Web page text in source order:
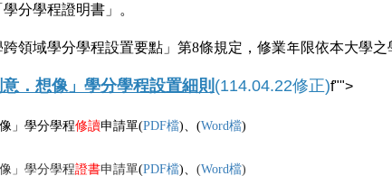
分學程證明書」。
領域學分學程設置要點」第8條規定，修業年限依本大學之
．想像」學分學程設置細則 (114.04.22修正)f"">
」學分學程修讀申請單(PDF檔)、(Word檔)
」學分學程證書申請單(PDF檔)、 (Word檔)